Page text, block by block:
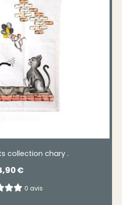
collection chary .
€
0 avis